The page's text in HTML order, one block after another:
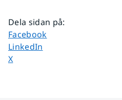
Dela sidan på:
Dela sidan på
Facebook
Dela sidan på
LinkedIn
Dela sidan på
X